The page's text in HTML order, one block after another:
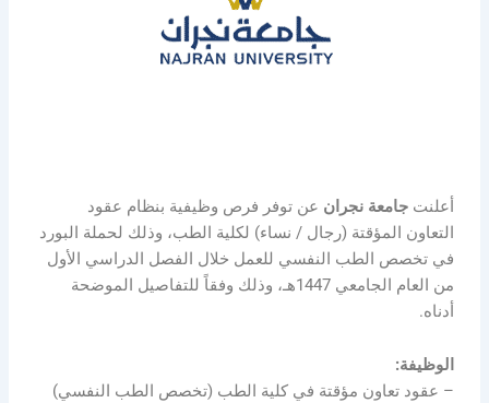
أعلنتجامعة نجران عن توفر فرص وظيفية بنظام عقود
التعاون المؤقتة (رجال / نساء) لكلية الطب، وذلك لحملة البورد
في تخصص الطب النفسي للعمل خلال الفصل الدراسي الأول
من العام الجامعي 1447هـ، وذلك وفقاً للتفاصيل الموضحة
أدناه.
الوظيفة:
– عقود تعاون مؤقتة في كلية الطب (تخصص الطب النفسي)